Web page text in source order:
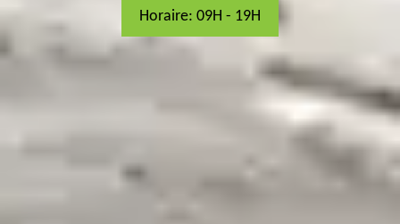
Horaire: 09H - 19H